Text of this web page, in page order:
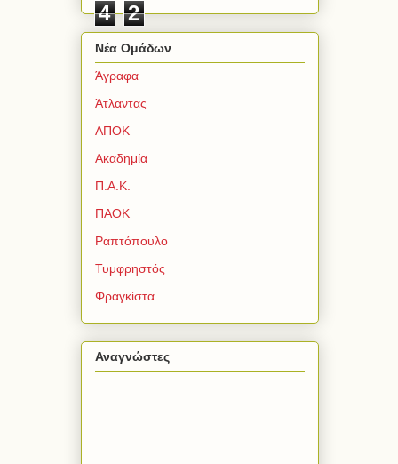
4
2
Νέα Ομάδων
Άγραφα
Άτλαντας
ΑΠΟΚ
Ακαδημία
Π.Α.Κ.
ΠΑΟΚ
Ραπτόπουλο
Τυμφρηστός
Φραγκίστα
Αναγνώστες